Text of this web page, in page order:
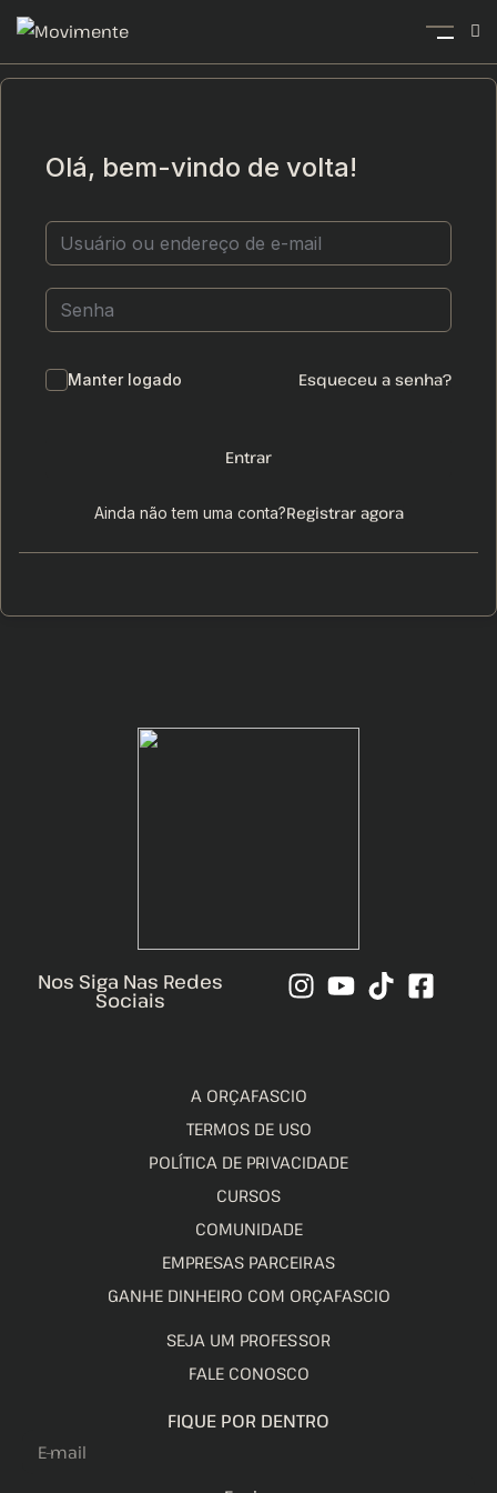
Olá, bem-vindo de volta!
Manter logado Esqueceu a senha?
Entrar
Ainda não tem uma conta?Registrar agora
Nos Siga Nas Redes
Sociais
A ORÇAFASCIO
TERMOS DE USO
POLÍTICA DE PRIVACIDADE
CURSOS
COMUNIDADE
EMPRESAS PARCEIRAS
GANHE DINHEIRO COM ORÇAFASCIO
SEJA UM PROFESSOR
FALE CONOSCO
FIQUE POR DENTRO